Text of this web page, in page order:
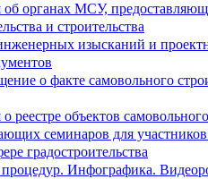
органах МСУ,
и строительства
изысканий и
о факте самовольного
реестре объектов
семинаров для участников
градостроительства
процедур. Инфографика.